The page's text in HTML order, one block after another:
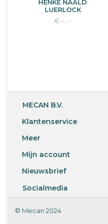
(273133) 1.8x35mm
(273134) 2.0x20mm
HENKE NAALD
LUERLOCK
€--,--
MECAN B.V.
Klantenservice
Meer
Mijn account
Nieuwsbrief
Socialmedia